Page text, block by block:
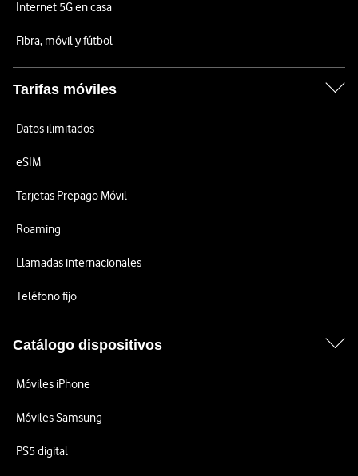
Internet 5G en casa
Fibra, móvil y fútbol
Tarifas móviles
Datos ilimitados
eSIM
Tarjetas Prepago Móvil
Roaming
Llamadas internacionales
Teléfono fijo
Catálogo dispositivos
Móviles iPhone
Móviles Samsung
PS5 digital